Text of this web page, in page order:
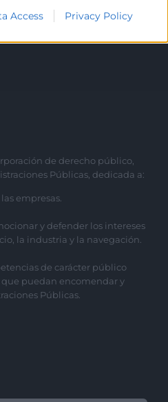
Access Privacy Policy
de derecho público,
Públicas, dedicada a:
empresas.
y defender los intereses
la industria y la navegación.
de carácter público
que puedan encomendar y
Públicas.